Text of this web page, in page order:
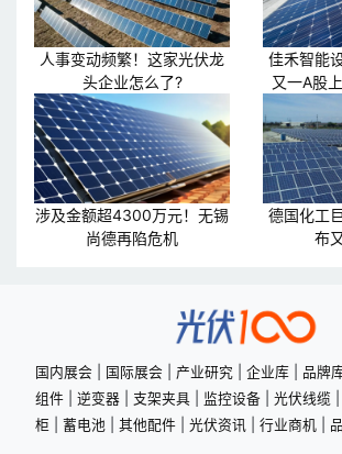
人事变动频繁！这家光伏龙
头企业怎么了?
佳禾智能
又一A股
涉及金额超4300万元！无锡
尚德再陷危机
德国化工
布
国内展会 国际展会 产业研究 企业库 品牌
组件
逆变器 支架夹具 监控设备 光伏线缆
柜
蓄电池 其他配件 光伏资讯 行业商机